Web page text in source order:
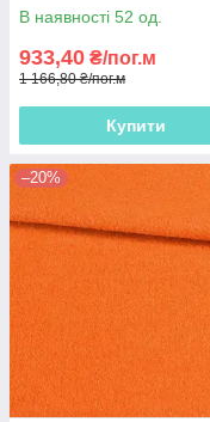
В наявності 52 од.
933,40 ₴/пог.м
1 166,80 ₴/пог.м
Купити
–20%